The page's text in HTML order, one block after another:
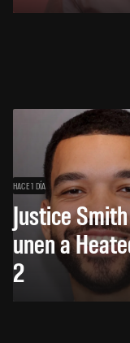
HACE 1 DÍA
Justice
unen a
2